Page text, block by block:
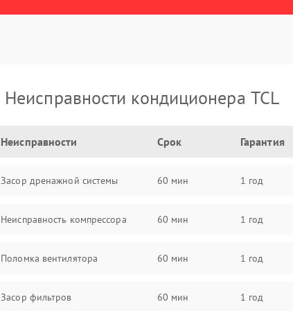
Неисправности кондиционера TCL
Неисправности Срок Гарантия
Засор дренажной системы 60 мин 1 год
Неисправность компрессора 60 мин 1 год
Поломка вентилятора 60 мин 1 год
Засор фильтров 60 мин 1 год